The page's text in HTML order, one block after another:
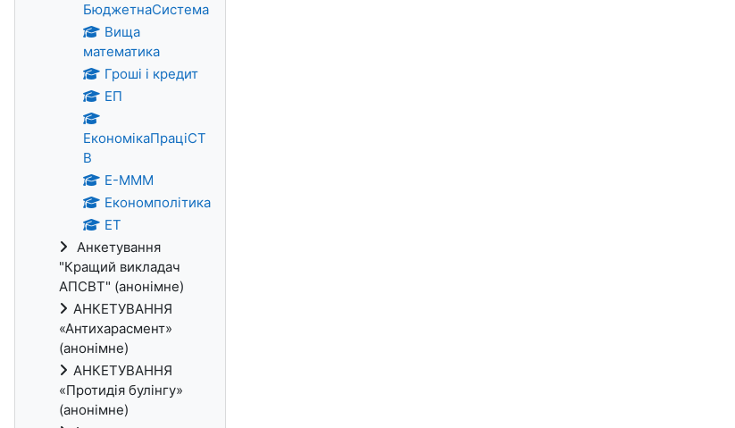
БюджетнаСистема
Вища
математика
Гроші і кредит
ЕП
ЕкономікаПраціСТ
В
Е-МММ
Економполітика
ЕТ
Анкетування
"Кращий викладач
АПСВТ" (анонімне)
АНКЕТУВАННЯ
«Антихарасмент»
(анонімне)
АНКЕТУВАННЯ
«Протидія булінгу»
(анонімне)